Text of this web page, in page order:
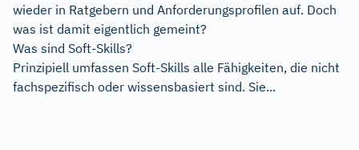
wieder in Ratgebern und Anforderungsprofilen auf. Doch
was ist damit eigentlich gemeint?
Was sind Soft-Skills?
Prinzipiell umfassen Soft-Skills alle Fähigkeiten, die nicht
fachspezifisch oder wissensbasiert sind. Sie...